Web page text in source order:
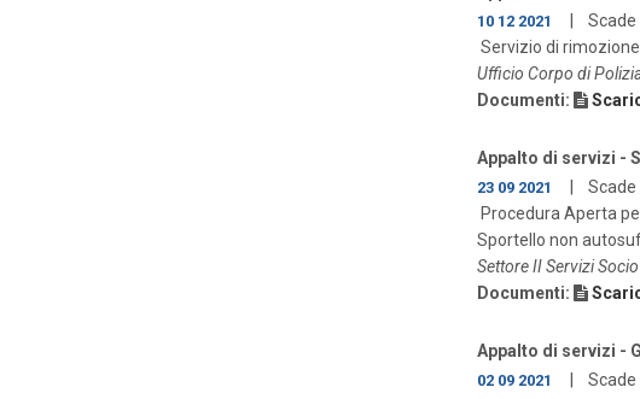
10 12 2021 | Scade
Servizio di
Ufficio Corpo di
Documenti:
Appalto di servizi -
23 09 2021 | Scade
Procedura Aperta
Sportello non
Settore II Servizi
Documenti:
Appalto di servizi -
02 09 2021 | Scade